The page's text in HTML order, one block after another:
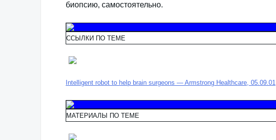
биопсию, самостоятельно.
ССЫЛКИ ПО ТЕМЕ
Intelligent robot to help brain surgeons — Armstrong Healthcare, 05.09.01
МАТЕРИАЛЫ ПО ТЕМЕ